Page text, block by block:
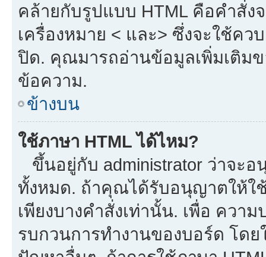
คล้ายกับรูปแบบ HTML คือคำสั่ง
เครื่องหมาย < และ> ซึ่งจะใช้ค
ปิด. คุณมารถอ่านข้อมูลเพิ่มเติม
ข้อความ.
ข้างบน
ใช้ภาษา HTML ได้ไหม?
ขึ้นอยู่กับ administrator ว่าจะ
ทั้งหมด. ถ้าคุณได้รับอนุญาตให้ใ
เพียงบางคำสั่งเท่านั้น. เพื่อ ควา
รบกวนการทำงานของบอร์ด โด